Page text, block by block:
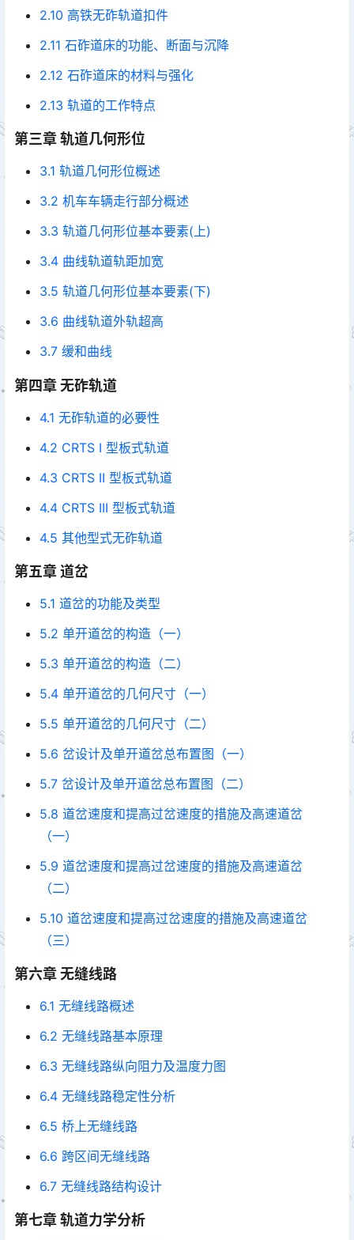
2.10 高铁无砟轨道扣件
2.11 石砟道床的功能、断面与沉降
2.12 石砟道床的材料与强化
2.13 轨道的工作特点
第三章 轨道几何形位
3.1 轨道几何形位概述
3.2 机车车辆走行部分概述
3.3 轨道几何形位基本要素(上)
3.4 曲线轨道轨距加宽
3.5 轨道几何形位基本要素(下)
3.6 曲线轨道外轨超高
3.7 缓和曲线
第四章 无砟轨道
4.1 无砟轨道的必要性
4.2 CRTS I 型板式轨道
4.3 CRTS II 型板式轨道
4.4 CRTS III 型板式轨道
4.5 其他型式无砟轨道
第五章 道岔
5.1 道岔的功能及类型
5.2 单开道岔的构造（一）
5.3 单开道岔的构造（二）
5.4 单开道岔的几何尺寸（一）
5.5 单开道岔的几何尺寸（二）
5.6 岔设计及单开道岔总布置图（一）
5.7 岔设计及单开道岔总布置图（二）
5.8 道岔速度和提高过岔速度的措施及高速道岔
（一）
5.9 道岔速度和提高过岔速度的措施及高速道岔
（二）
5.10 道岔速度和提高过岔速度的措施及高速道岔
（三）
第六章 无缝线路
6.1 无缝线路概述
6.2 无缝线路基本原理
6.3 无缝线路纵向阻力及温度力图
6.4 无缝线路稳定性分析
6.5 桥上无缝线路
6.6 跨区间无缝线路
6.7 无缝线路结构设计
第七章 轨道力学分析